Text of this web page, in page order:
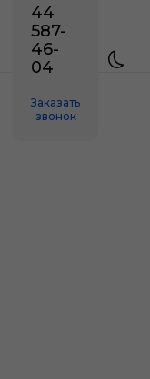
44
587-
46-
04
Заказать
звонок